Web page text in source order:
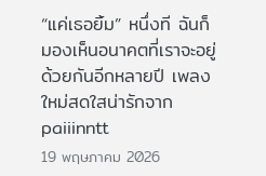
“แค่เธอยิ้ม” หนึ่งที ฉันก็
มองเห็นอนาคตที่เราจะอยู่
ด้วยกันอีกหลายปี เพลง
ใหม่สดใสน่ารักจาก
paiiinntt
19 พฤษภาคม 2026